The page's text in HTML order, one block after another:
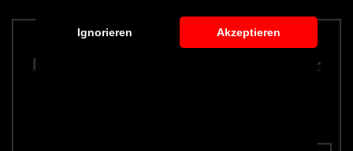
Ignorieren Akzeptieren
PD550 Black Edition Frontstoßstange für